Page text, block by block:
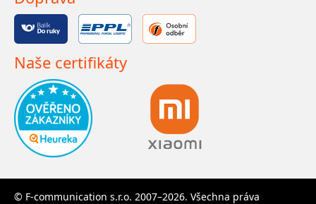
Naše certifikáty
© F-communication s.r.o. 2007–2026. Všechna práva